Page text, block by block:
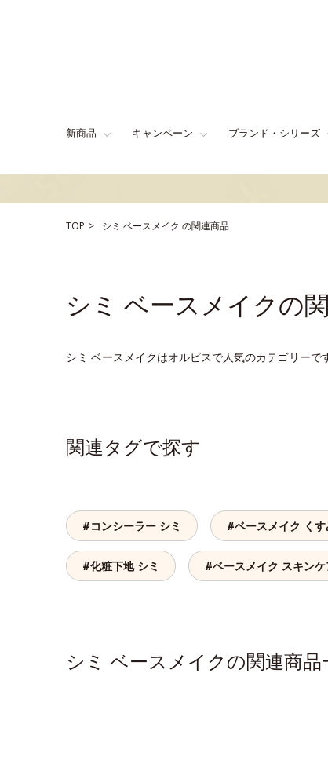
新商品 キャンペーン ブランド・シリーズ
TOP シミ ベースメイク の関連商品
シミ ベースメイクの
シミ ベースメイクはオルビスで人気のカテゴリー
関連タグで探す
#コンシーラー シミ #ベースメイク く
#化粧下地 シミ #ベースメイク スキン
シミ ベースメイクの関連商